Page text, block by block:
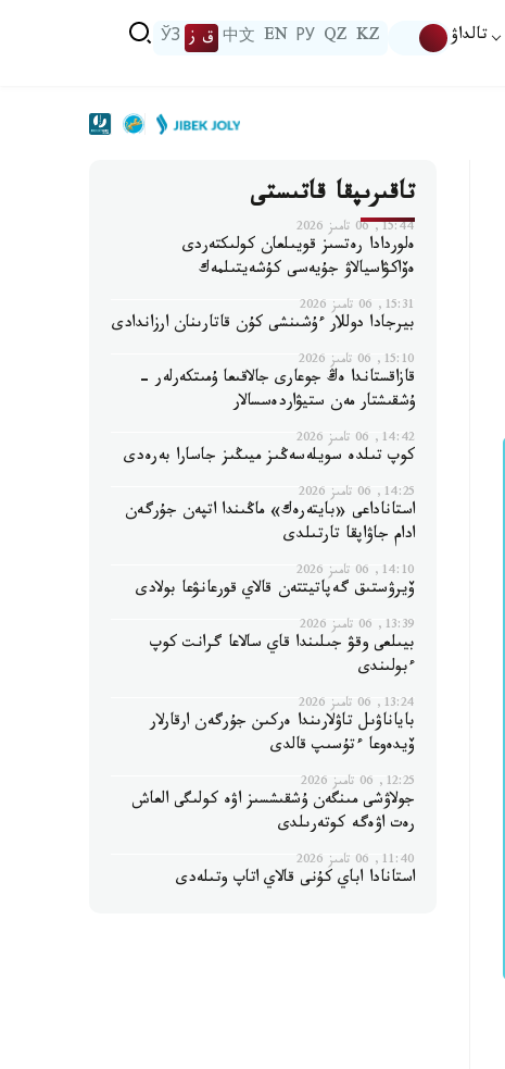
تالداۋ KZ
QZ
РУ
EN
中文 ق ز ЎЗ
تاقىرىپقا قاتىستى
15:44, 06 تامىز 2026
ەلوردادا رەتسىز قويىلعان كولىكتەردى
ەۆاكۋاسيالاۋ جۇيەسى كۇشەيتىلمەك
15:31, 06 تامىز 2026
بيرجادا دوللار ءۇشىنشى كۇن قاتارىنان ارزاندادى
15:10, 06 تامىز 2026
قازاقستاندا ەڭ جوعارى جالاقىعا ۇمىتكەرلەر -
ۇشقىشتار مەن ستيۋاردەسسالار
14:42, 06 تامىز 2026
كوپ تىلدە سويلەسەڭىز ميىڭىز جاسارا بەرەدى
14:25, 06 تامىز 2026
استاناداعى «بايتەرەك» ماڭىندا اتپەن جۇرگەن
ادام جاۋاپقا تارتىلدى
14:10, 06 تامىز 2026
ۆيرۋستىق گەپاتيتتەن قالاي قورعانۋعا بولادى
13:39, 06 تامىز 2026
بيىلعى وقۋ جىلىندا قاي سالاعا گرانت كوپ
ءبولىندى
13:24, 06 تامىز 2026
باياناۋىل تاۋلارىندا ەركىن جۇرگەن ارقارلار
ۆيدەوعا ءتۇسىپ قالدى
12:25, 06 تامىز 2026
جولاۋشى مىنگەن ۇشقىشسىز اۋە كولىگى العاش
رەت اۋەگە كوتەرىلدى
11:40, 06 تامىز 2026
استانادا اباي كۇنى قالاي اتاپ وتىلەدى